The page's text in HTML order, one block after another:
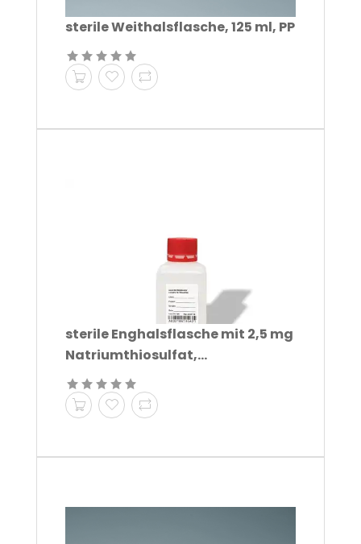
sterile Weithalsflasche, 125 ml, PP
sterile Enghalsflasche mit 2,5 mg
Natriumthiosulfat,...